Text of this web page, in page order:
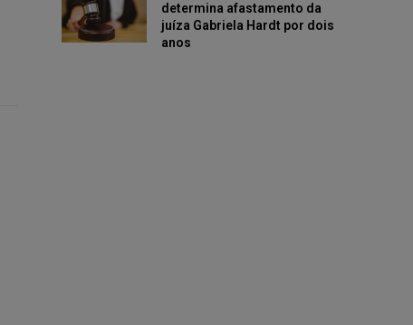
determina afastamento da
juíza Gabriela Hardt por dois
anos